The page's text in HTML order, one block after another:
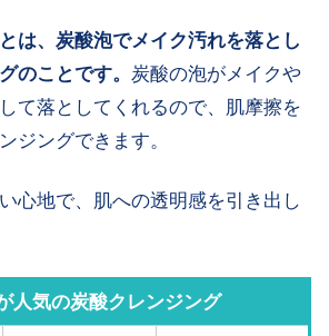
は、炭酸泡でメイク汚れを落とし
のことです。炭酸の泡がメイクや
て落としてくれるので、肌摩擦を
ジングできます。
心地で、肌への透明感を引き出し
人気の炭酸クレンジング